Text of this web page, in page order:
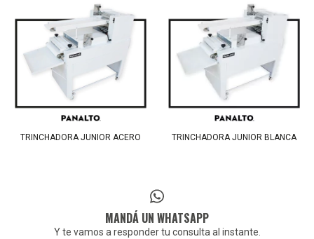
TRINCHADORA JUNIOR ACERO TRINCHADORA JUNIOR BLANCA
MANDÁ UN WHATSAPP
Y te vamos a responder tu consulta al instante.